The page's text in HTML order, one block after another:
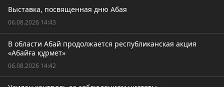
Выставка, посвященная дню Абая
06.08.2026 14:43
В области Абай продолжается республиканская акция
«Абайға құрмет»
06.08.2026 14:42